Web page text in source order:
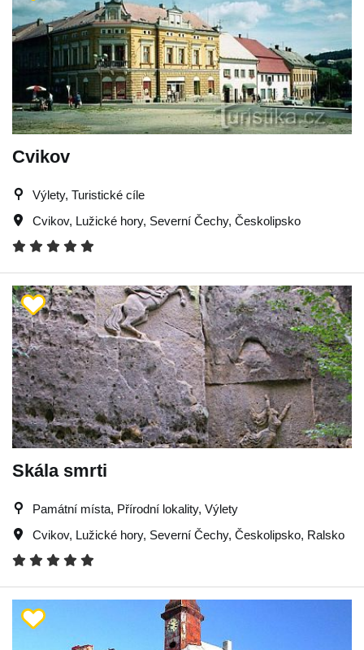
Cvikov
Výlety, Turistické cíle
Cvikov, Lužické hory, Severní Čechy, Českolipsko
Skála smrti
Památní místa, Přírodní lokality, Výlety
Cvikov, Lužické hory, Severní Čechy, Českolipsko, Ralsko